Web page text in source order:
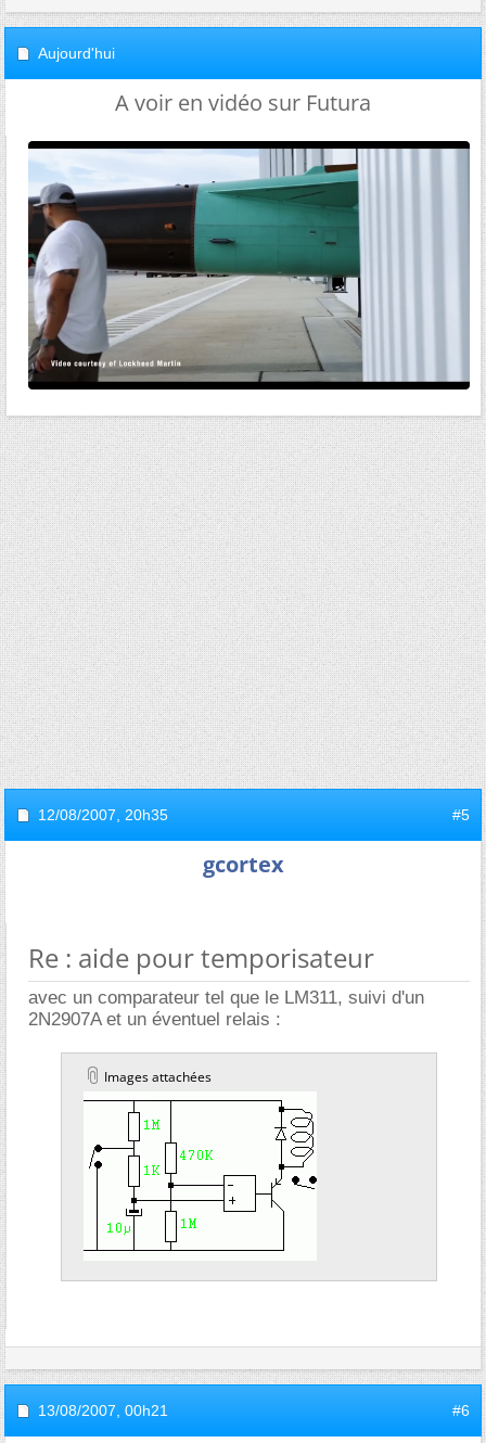
Aujourd'hui
A voir en vidéo sur Futura
12/08/2007, 20h35 #5
gcortex
Re : aide pour temporisateur
avec un comparateur tel que le LM311, suivi d'un
2N2907A et un éventuel relais :
Images attachées
13/08/2007, 00h21 #6